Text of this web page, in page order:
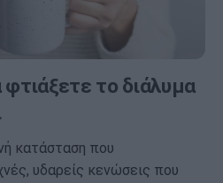
το διάλυμα
κατάσταση που
υδαρείς κενώσεις που